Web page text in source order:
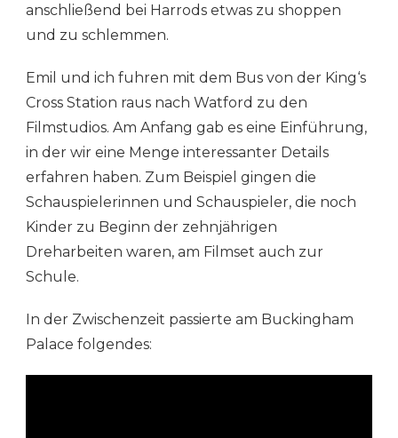
anschließend bei Harrods etwas zu shoppen
und zu schlemmen.
Emil und ich fuhren mit dem Bus von der King‘s
Cross Station raus nach Watford zu den
Filmstudios. Am Anfang gab es eine Einführung,
in der wir eine Menge interessanter Details
erfahren haben. Zum Beispiel gingen die
Schauspielerinnen und Schauspieler, die noch
Kinder zu Beginn der zehnjährigen
Dreharbeiten waren, am Filmset auch zur
Schule.
In der Zwischenzeit passierte am Buckingham
Palace folgendes: